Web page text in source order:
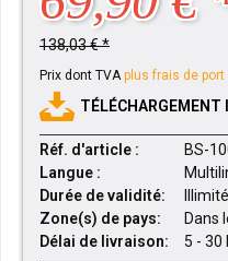
138,03 € *
Prix dont TVAplus frais de port
TÉLÉCHARGEMENT
Réf. d'article :
BS-
Langue :
Durée de validité:
Illimité
Zone(s) de pays:
Dans
Délai de livraison:
5 - 30